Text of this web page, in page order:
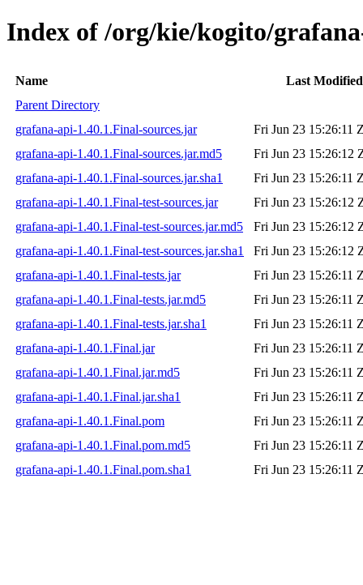
Index of /org/kie/kogito/
Name
Last Modified
Parent Directory
grafana-api-1.40.1.Final-sources.jar
Fri Jun 23 15:26:11
grafana-api-1.40.1.Final-sources.jar.md5
Fri Jun 23 15:26:12
grafana-api-1.40.1.Final-sources.jar.sha1
Fri Jun 23 15:26:11
grafana-api-1.40.1.Final-test-sources.jar
Fri Jun 23 15:26:12
grafana-api-1.40.1.Final-test-sources.jar.md5
Fri Jun 23 15:26:12
grafana-api-1.40.1.Final-test-sources.jar.sha1
Fri Jun 23 15:26:12
grafana-api-1.40.1.Final-tests.jar
Fri Jun 23 15:26:11
grafana-api-1.40.1.Final-tests.jar.md5
Fri Jun 23 15:26:11
grafana-api-1.40.1.Final-tests.jar.sha1
Fri Jun 23 15:26:11
grafana-api-1.40.1.Final.jar
Fri Jun 23 15:26:11
grafana-api-1.40.1.Final.jar.md5
Fri Jun 23 15:26:11
grafana-api-1.40.1.Final.jar.sha1
Fri Jun 23 15:26:11
grafana-api-1.40.1.Final.pom
Fri Jun 23 15:26:11
grafana-api-1.40.1.Final.pom.md5
Fri Jun 23 15:26:11
grafana-api-1.40.1.Final.pom.sha1
Fri Jun 23 15:26:11